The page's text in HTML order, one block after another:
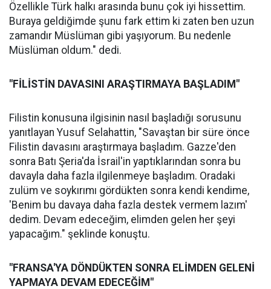
Özellikle Türk halkı arasında bunu çok iyi hissettim.
Buraya geldiğimde şunu fark ettim ki zaten ben uzun
zamandır Müslüman gibi yaşıyorum. Bu nedenle
Müslüman oldum." dedi.
"FİLİSTİN DAVASINI ARAŞTIRMAYA BAŞLADIM"
Filistin konusuna ilgisinin nasıl başladığı sorusunu
yanıtlayan Yusuf Selahattin, "Savaştan bir süre önce
Filistin davasını araştırmaya başladım. Gazze'den
sonra Batı Şeria'da İsrail'in yaptıklarından sonra bu
davayla daha fazla ilgilenmeye başladım. Oradaki
zulüm ve soykırımı gördükten sonra kendi kendime,
'Benim bu davaya daha fazla destek vermem lazım'
dedim. Devam edeceğim, elimden gelen her şeyi
yapacağım." şeklinde konuştu.
"FRANSA'YA DÖNDÜKTEN SONRA ELİMDEN GELENİ
YAPMAYA DEVAM EDECEĞİM"